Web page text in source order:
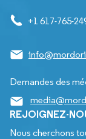
+1 617-765-
Demandes des
REJOIGNEZ-
Nous cherchons